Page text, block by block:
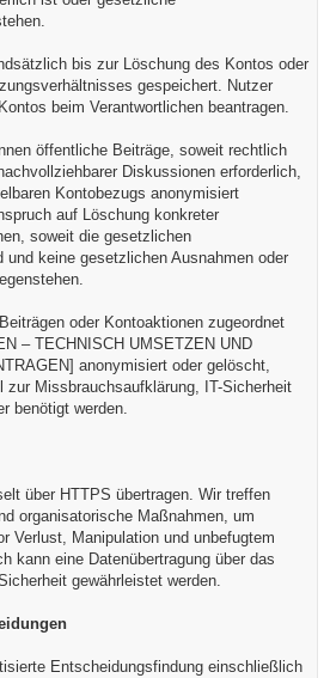
bis zur Löschung des Kontos oder
gespeichert. Nutzer
beim Verantwortlichen beantragen.
öffentliche Beiträge, soweit rechtlich
Diskussionen erforderlich,
Kontobezugs anonymisiert
auf Löschung konkreter
soweit die gesetzlichen
und keine gesetzlichen Ausnahmen oder
oder Kontoaktionen zugeordnet
– TECHNISCH UMSETZEN UND
anonymisiert oder gelöscht,
Missbrauchsaufklärung, IT-Sicherheit
benötigt werden.
über HTTPS übertragen. Wir treffen
organisatorische Maßnahmen, um
Verlust, Manipulation und unbefugtem
kann eine Datenübertragung über das
gewährleistet werden.
Entscheidungsfindung einschließlich